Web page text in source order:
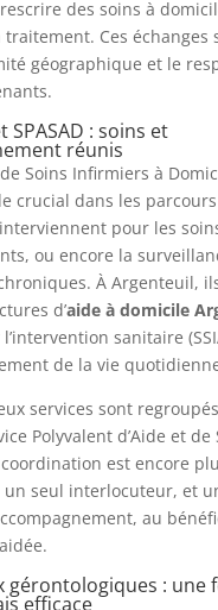
des soins à
Ces échanges
géographique et le
SPASAD : soins et
réunis
Soins Infirmiers à
crucial dans les
pour les
ou encore la
À Argenteuil,
d’aide à domicile
sanitaire
de la vie
services sont
Polyvalent d’Aide et de
est encore
un seul interlocuteur, et
au
gérontologiques : une
efficace